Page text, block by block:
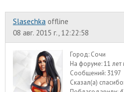
Slasechka offline
08 авг. 2015 г., 12:22:58
Город: Сочи
На форуме:11 лет
Сообщений: 3197
Сказал(а)